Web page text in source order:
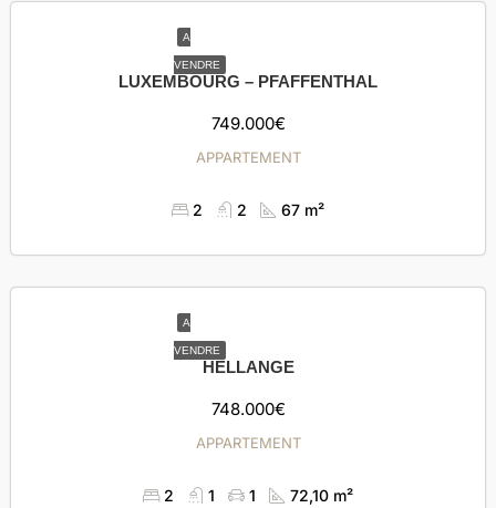
A
VENDRE
LUXEMBOURG – PFAFFENTHAL
749.000€
APPARTEMENT
2 2 67 m²
A
VENDRE
HELLANGE
748.000€
APPARTEMENT
2 1 1 72,10 m²